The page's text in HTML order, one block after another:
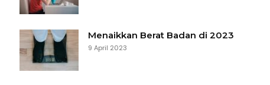
Menaikkan Berat Badan di 2023
9 April 2023